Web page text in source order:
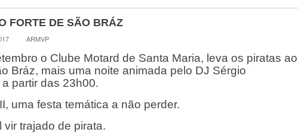
FORTE DE SÃO BRÁZ
ARMVP
o Clube Motard de Santa Maria, leva os piratas ao
Bráz, mais uma noite animada pelo DJ Sérgio
partir das 23h00.
uma festa temática a não perder.
vir trajado de pirata.